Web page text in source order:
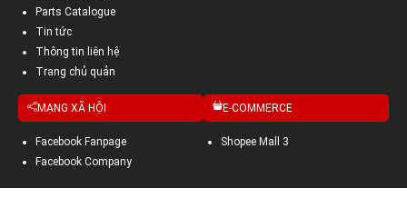
Parts Catalogue
Tin tức
Thông tin liên hệ
Trang chủ quản
MẠNG XÃ HỘI
Facebook Fanpage
Facebook Company
E-COMMERCE
Shopee Mall 3